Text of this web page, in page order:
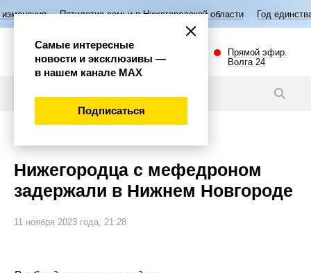
семьи в Нижегородской области Год единства народов
Прямой эфир.
Волга 24
Нижегородца с мефедроном
задержали в Нижнем Новгороде
11 ноября 2023 года, 21:28
Самые интересные
новости и эксклюзивы —
в нашем канале МАХ
Подписаться